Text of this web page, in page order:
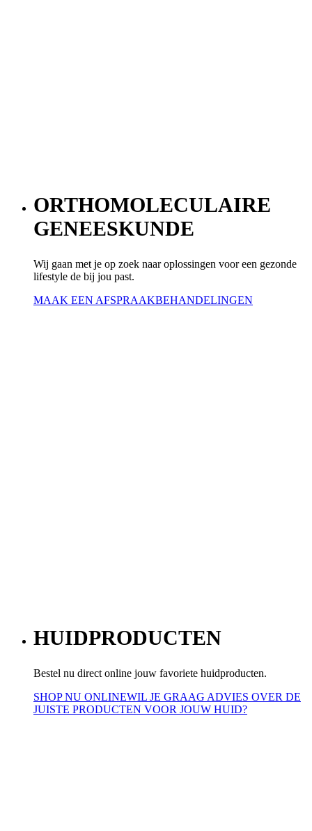
ORTHOMOLECULAIRE
GENEESKUNDE
Wij gaan met je op zoek naar oplossingen voor een gezonde
lifestyle de bij jou past.
MAAK EEN AFSPRAAKBEHANDELINGEN
HUIDPRODUCTEN
Bestel nu direct online jouw favoriete huidproducten.
SHOP NU ONLINEWIL JE GRAAG ADVIES OVER DE
JUISTE PRODUCTEN VOOR JOUW HUID?